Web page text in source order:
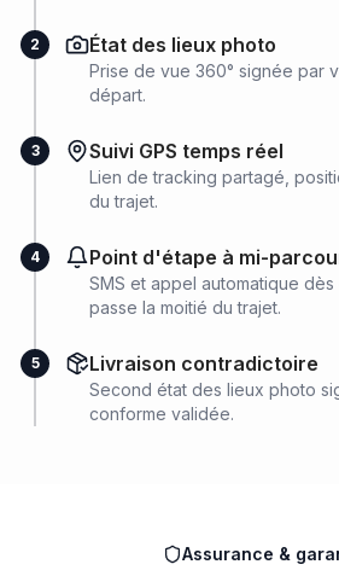
2 État des lieux photo
Prise de vue 360° signée par
départ.
3 Suivi GPS temps réel
Lien de tracking partagé,
du trajet.
4 Point d'étape à mi-
SMS et appel automatique
passe la moitié du trajet.
5 Livraison contradictoire
Second état des lieux photo
conforme validée.
Assurance &